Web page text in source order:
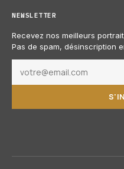
NEWSLETTER
Recevez nos meilleurs
Pas de spam, désinscription